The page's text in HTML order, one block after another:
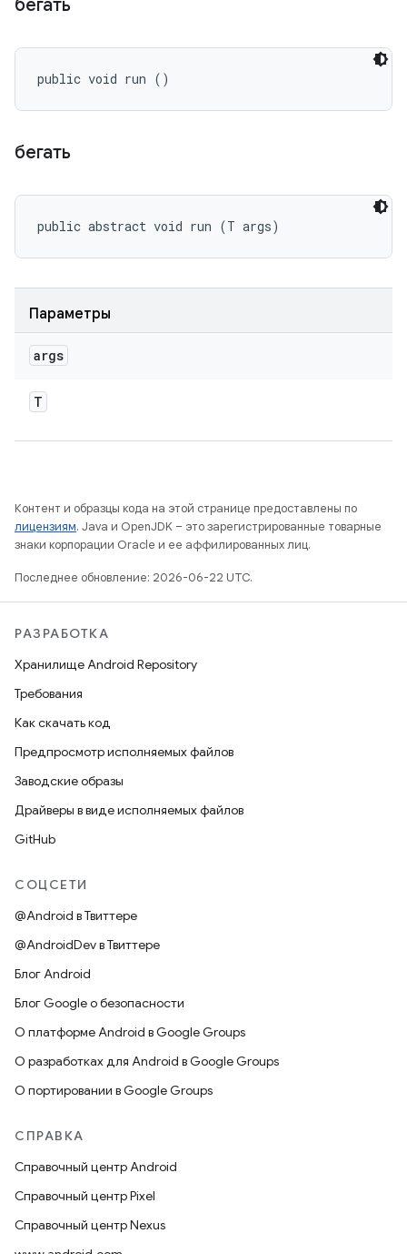
бегать
public void run ()
бегать
public abstract void run (T args)
Параметры
args
T
Контент и образцы кода на этой странице предоставлены по
лицензиям. Java и OpenJDK – это зарегистрированные товарные
знаки корпорации Oracle и ее аффилированных лиц.
Последнее обновление: 2026-06-22 UTC.
РАЗРАБОТКА
Хранилище Android Repository
Требования
Как скачать код
Предпросмотр исполняемых файлов
Заводские образы
Драйверы в виде исполняемых файлов
GitHub
СОЦСЕТИ
@Android в Твиттере
@AndroidDev в Твиттере
Блог Android
Блог Google о безопасности
О платформе Android в Google Groups
О разработках для Android в Google Groups
О портировании в Google Groups
СПРАВКА
Справочный центр Android
Справочный центр Pixel
Справочный центр Nexus